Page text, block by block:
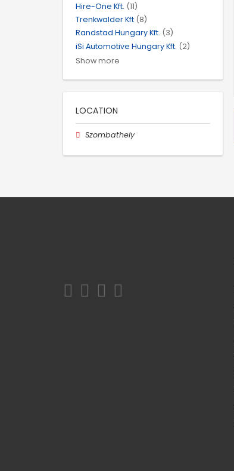
Hire-One Kft. (11)
Trenkwalder Kft (8)
Randstad Hungary Kft. (3)
iSi Automotive Hungary Kft. (2)
Show more
LOCATION
Szombathely